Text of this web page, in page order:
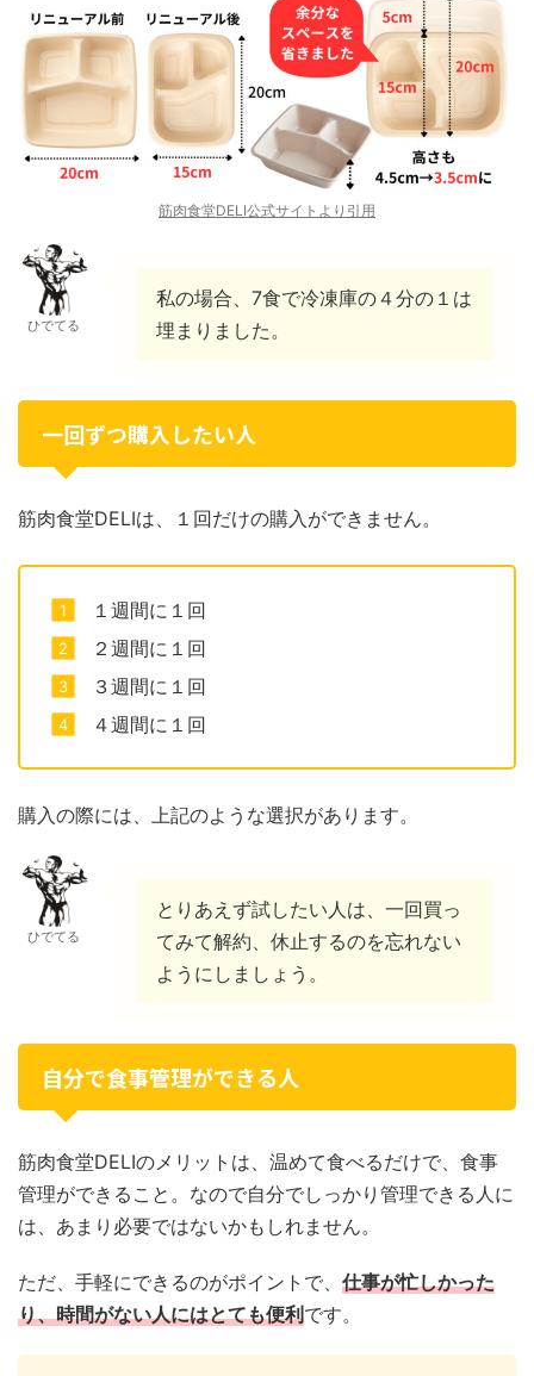
筋肉食堂DELI公式サイトより引用
ひでてる
私の場合、7食で冷凍庫の４分の１は
埋まりました。
一回ずつ購入したい人
筋肉食堂DELIは、１回だけの購入ができません。
１週間に１回
２週間に１回
３週間に１回
４週間に１回
購入の際には、上記のような選択があります。
ひでてる
とりあえず試したい人は、一回買っ
てみて解約、休止するのを忘れない
ようにしましょう。
自分で食事管理ができる人
筋肉食堂DELIのメリットは、温めて食べるだけで、食事
管理ができること。なので自分でしっかり管理できる人に
は、あまり必要ではないかもしれません。
ただ、手軽にできるのがポイントで、 仕事が忙しかった
り、時間がない人にはとても便利です。